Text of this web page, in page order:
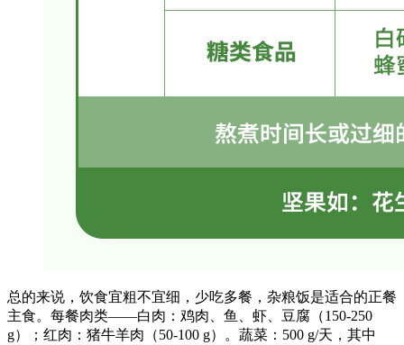
总的来说，饮食宜粗不宜细，少吃多餐，杂粮饭是适合的正餐
主食。每餐肉类——白肉：鸡肉、鱼、虾、豆腐（150-250
g）；红肉：猪牛羊肉（50-100 g）。蔬菜：500 g/天，其中